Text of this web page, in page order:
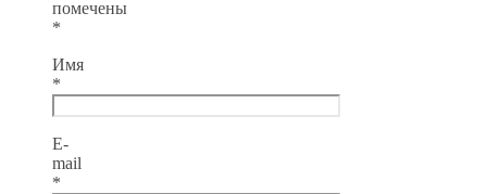
помечены
*
Имя
*
E-
mail
*